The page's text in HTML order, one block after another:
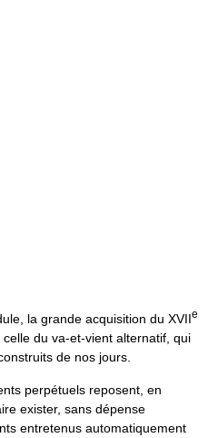
la grande acquisition du XVIIe
du va-et-vient alternatif, qui
de nos jours.
perpétuels reposent, en
exister, sans dépense
entretenus automatiquement